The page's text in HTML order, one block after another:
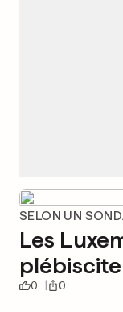
SELON UN
Les
0 0